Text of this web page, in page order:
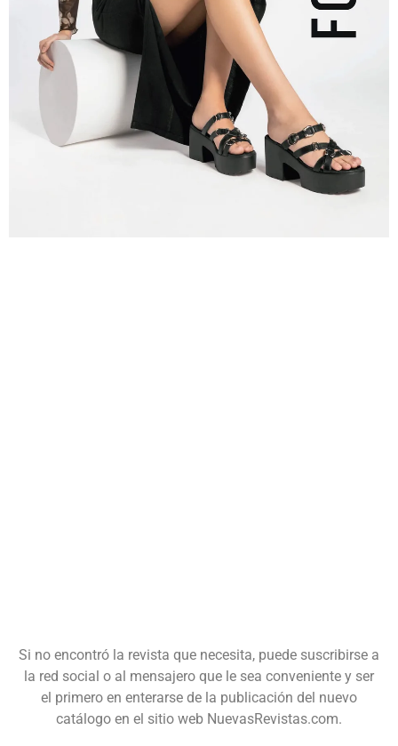
Si no encontró la revista que necesita, puede suscribirse a
la red social o al mensajero que le sea conveniente y ser
el primero en enterarse de la publicación del nuevo
catálogo en el sitio web NuevasRevistas.com.